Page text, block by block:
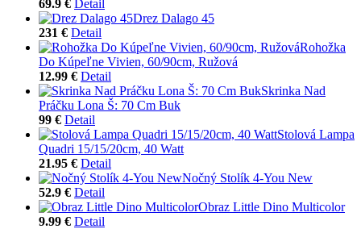
69.9 € Detail
Drez Dalago 45
231 € Detail
Rohožka
Do Kúpeľne Vivien, 60/90cm, Ružová
12.99 € Detail
Skrinka Nad
Práčku Lona Š: 70 Cm Buk
99 € Detail
Stolová Lampa
Quadri 15/15/20cm, 40 Watt
21.95 € Detail
Nočný Stolík 4-You New
52.9 € Detail
Obraz Little Dino Multicolor
9.99 € Detail